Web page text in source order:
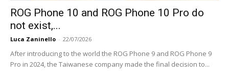
ROG Phone 10 and ROG Phone 10 Pro do
not exist,...
Luca Zaninello - 22/07/2026
After introducing to the world the ROG Phone 9 and ROG Phone 9
Pro in 2024, the Taiwanese company made the final decision to...